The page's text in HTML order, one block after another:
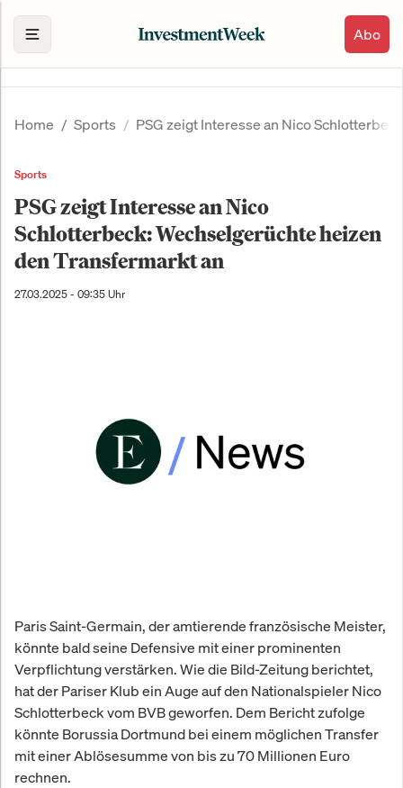
Abo
Home Sports PSG zeigt Interesse an Nico
Sports
PSG zeigt Interesse an Nico
Schlotterbeck: Wechselgerüchte heizen
den Transfermarkt an
27.03.2025 - 09:35 Uhr
Paris Saint-Germain, der amtierende französische Meister,
könnte bald seine Defensive mit einer prominenten
Verpflichtung verstärken. Wie die Bild-Zeitung berichtet,
hat der Pariser Klub ein Auge auf den Nationalspieler Nico
Schlotterbeck vom BVB geworfen. Dem Bericht zufolge
könnte Borussia Dortmund bei einem möglichen Transfer
mit einer Ablösesumme von bis zu 70 Millionen Euro
rechnen.